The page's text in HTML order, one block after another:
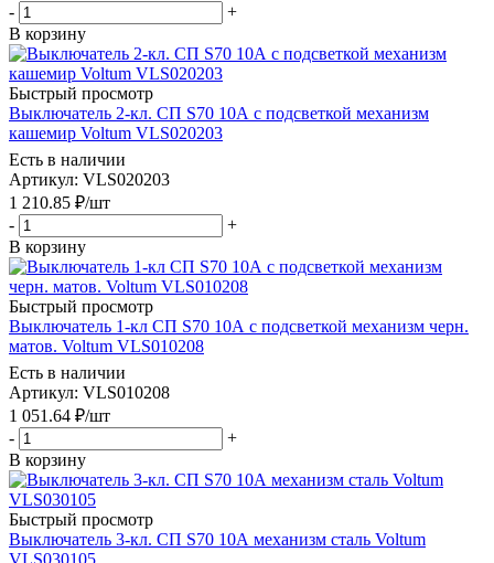
-
+
В корзину
Быстрый просмотр
Выключатель 2-кл. СП S70 10А с подсветкой механизм
кашемир Voltum VLS020203
Есть в наличии
Артикул: VLS020203
1 210.85 ₽/шт
-
+
В корзину
Быстрый просмотр
Выключатель 1-кл СП S70 10А с подсветкой механизм черн.
матов. Voltum VLS010208
Есть в наличии
Артикул: VLS010208
1 051.64 ₽/шт
-
+
В корзину
Быстрый просмотр
Выключатель 3-кл. СП S70 10А механизм сталь Voltum
VLS030105